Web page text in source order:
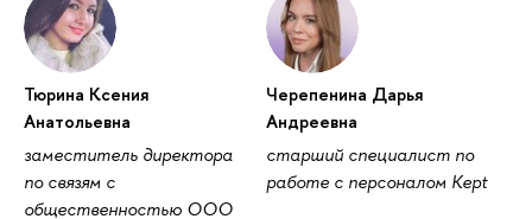
Тюрина Ксения
Анатольевна
заместитель директора
по связям с
общественностью ООО
Черепенина Дарья
Андреевна
старший специалист по
работе с персоналом Kept